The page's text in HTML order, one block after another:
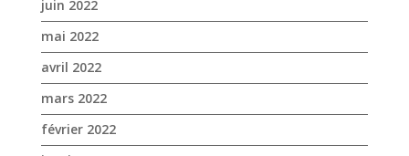
janvier 2022
décembre 2021
novembre 2021
octobre 2021
septembre 2021